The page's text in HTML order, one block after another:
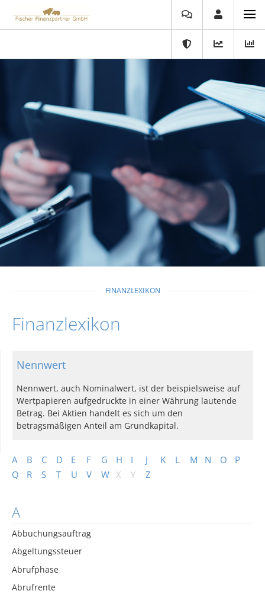
FINANZLEXIKON
Finanzlexikon
A B C D E F G H I J K L M N O
P
Q
R S T U V W X Y Z
A
Abbuchungsauftrag
Abgeltungssteuer
Abrufphase
Abrufrente
Nennwert
Nennwert, auch Nominalwert, ist der beispielsweise auf
Wertpapieren aufgedruckte in einer Währung lautende
Betrag. Bei Aktien handelt es sich um den
betragsmäßigen Anteil am Grundkapital.